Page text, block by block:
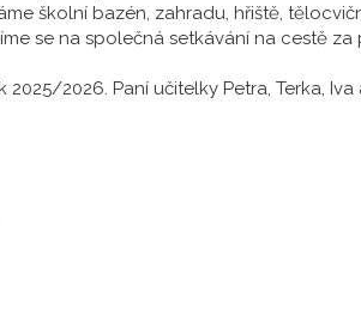
školní bazén, zahradu, hřiště,
se na společná setkávání na cestě za
2025/2026. Paní učitelky Petra, Terka,